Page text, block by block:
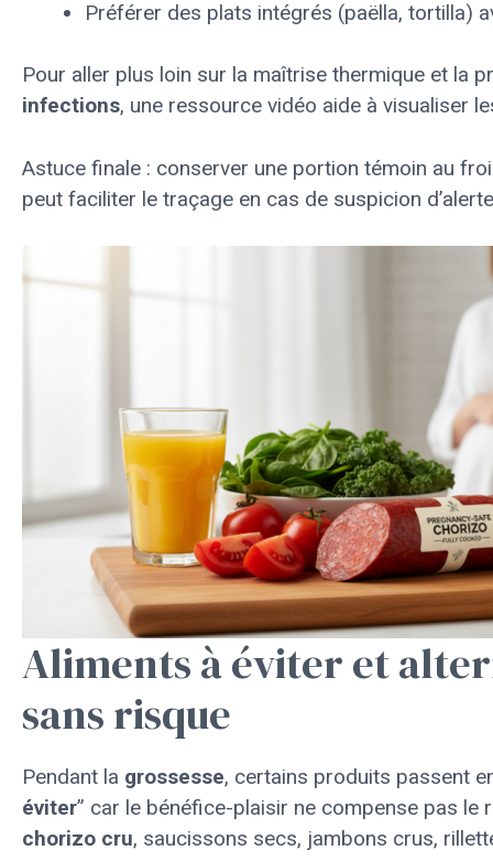
Préférer des plats intégrés (paëlla, tortilla)
Pour aller plus loin sur la maîtrise thermique et la
infections, une ressource vidéo aide à visualiser
Astuce finale : conserver une portion témoin au
peut faciliter le traçage en cas de suspicion
Aliments à éviter et
sans risque
Pendant la grossesse, certains produits passent
éviter” car le bénéfice-plaisir ne compense pas le
chorizo cru, saucissons secs, jambons crus,